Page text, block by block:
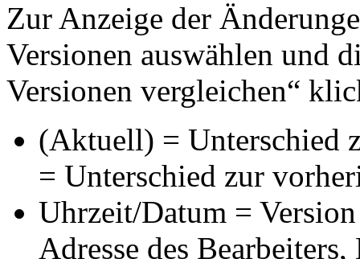
Zur Anzeige der
Versionen auswählen und
Versionen vergleichen“
(Aktuell) = Unterschied
= Unterschied zur
Uhrzeit/Datum =
Adresse des